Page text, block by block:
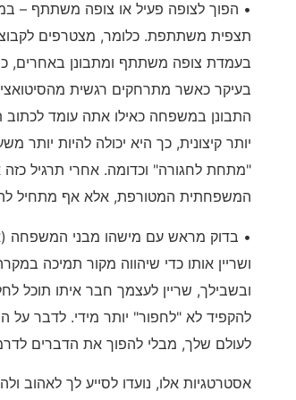
• הפוך לצופה פעיל או צופה משתתף –
תצפית משתתפת. כלומר, מצטרפים
בעמדת צופה משתתף ומתבונן באחרים,
בעיקר כאשר מתרחקים רגשית
התבונן במשפחה כאילו אתה עומד
יותר קיצונית, כך היא יכולה להיות
"מתחת לחגורה" וכדומה. אחרי תרגיל כזה
המשפחתית המטורפת, אלא אף מתחיל
• בדוק מראש עם מישהו מבני המשפחה
ושריין אותו כדי שיהווה מקור תמיכה
ובשבילך, שריין לעצמך חבר איתו תוכל
להקפיד לא "לחפור" יותר מידי. לדבר
לעולם שלך, מבלי להפוך את הדברים
אסטרטגיות אלו, נועדו לסייע לך